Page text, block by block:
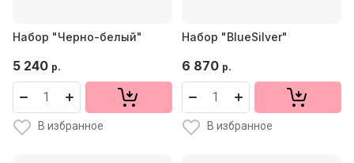
Набор "Черно-белый"
5 240 р.
В избранное
Набор "BlueSilver"
6 870 р.
В избранное